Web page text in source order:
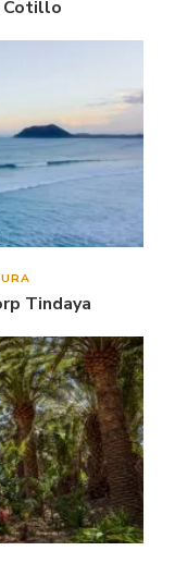
Cotillo
Tindaya